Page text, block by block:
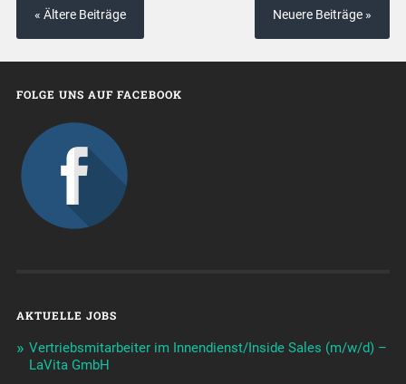
« Ältere Beiträge Neuere Beiträge »
FOLGE UNS AUF FACEBOOK
AKTUELLE JOBS
Vertriebsmitarbeiter im Innendienst/Inside Sales (m/w/d) –
LaVita GmbH